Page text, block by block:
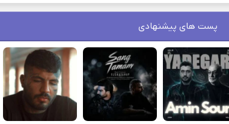
پست های پیشنهادی